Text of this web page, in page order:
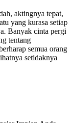
aktingnya tepat,
yang kurasa setiap
Banyak cinta pergi
tentang
semua orang
setidaknya